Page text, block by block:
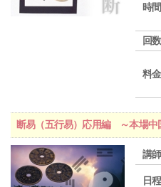
時間
回数
料金
断易（五行易）応用編 ～本場中
講師
日程